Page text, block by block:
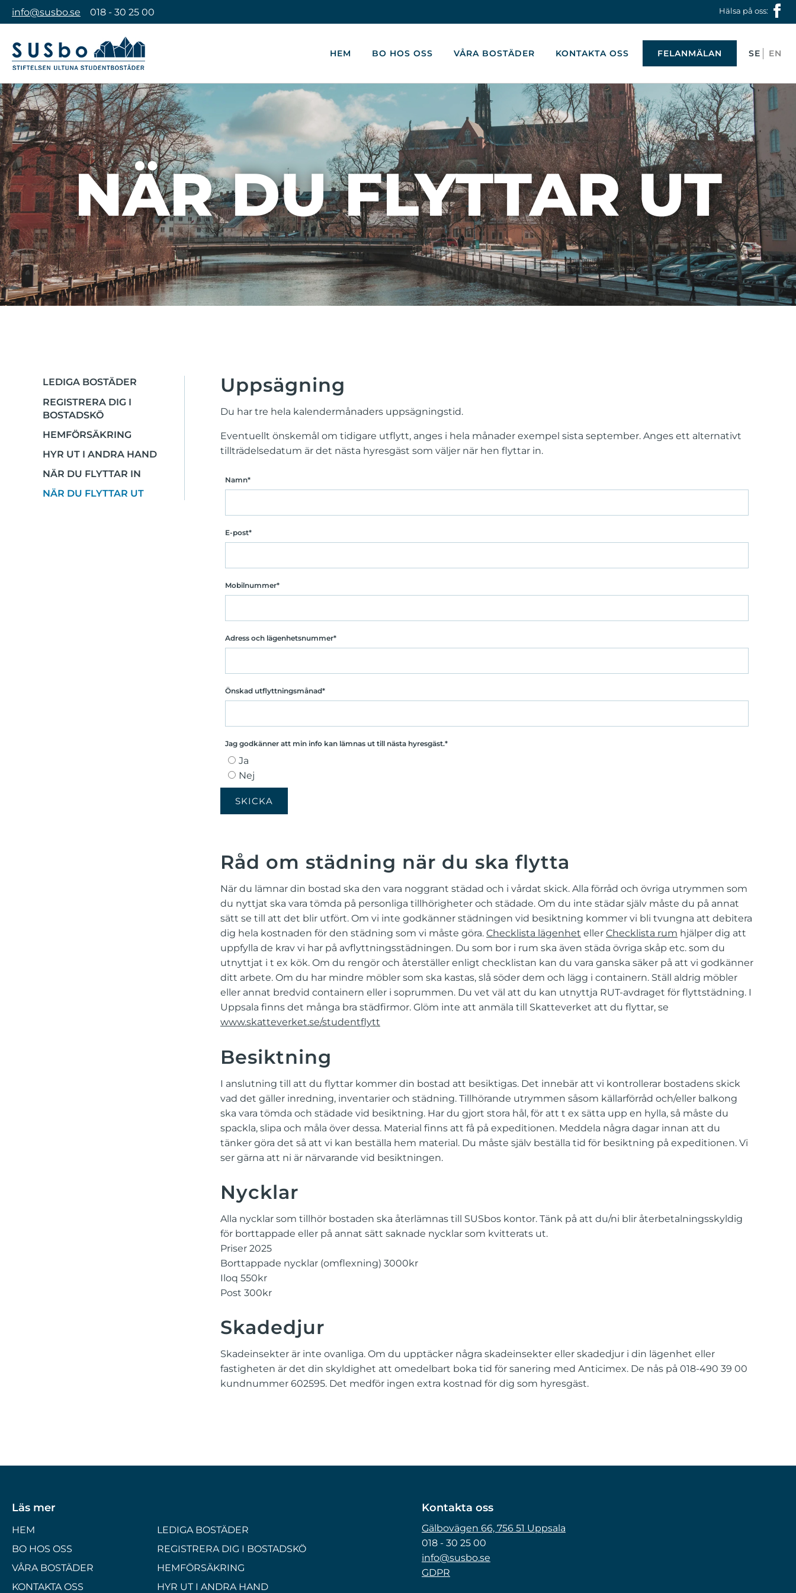
info@susbo.se 018 - 30 25 00 Hälsa på oss:
FELANMÄLAN
HEM BO HOS OSS VÅRA BOSTÄDER KONTAKTA OSS
NÄR DU FLYTTAR UT
LEDIGA BOSTÄDER
REGISTRERA DIG I
BOSTADSKÖ
HEMFÖRSÄKRING
HYR UT I ANDRA HAND
NÄR DU FLYTTAR IN
NÄR DU FLYTTAR UT
Uppsägning
Du har tre hela kalendermånaders uppsägningstid.
Eventuellt önskemål om tidigare utflytt, anges i hela månader exempel sista september. Anges ett alternativt
tillträdelsedatum är det nästa hyresgäst som väljer när hen flyttar in.
Namn
E-post
Mobilnummer
Adress och lägenhetsnummer
Önskad utflyttningsmånad
Jag godkänner att min info kan lämnas ut till nästa hyresgäst.
Ja
Nej
SKICKA
Råd om städning när du ska flytta
När du lämnar din bostad ska den vara noggrant städad och i vårdat skick. Alla förråd och övriga utrymmen som
du nyttjat ska vara tömda på personliga tillhörigheter och städade. Om du inte städar själv måste du på annat
sätt se till att det blir utfört. Om vi inte godkänner städningen vid besiktning kommer vi bli tvungna att debitera
dig hela kostnaden för den städning som vi måste göra. Checklista lägenhet eller Checklista rum hjälper dig att
uppfylla de krav vi har på avflyttningsstädningen. Du som bor i rum ska även städa övriga skåp etc. som du
utnyttjat i t ex kök. Om du rengör och återställer enligt checklistan kan du vara ganska säker på att vi godkänner
ditt arbete. Om du har mindre möbler som ska kastas, slå söder dem och lägg i containern. Ställ aldrig möbler
eller annat bredvid containern eller i soprummen. Du vet väl att du kan utnyttja RUT-avdraget för flyttstädning. I
Uppsala finns det många bra städfirmor. Glöm inte att anmäla till Skatteverket att du flyttar, se
www.skatteverket.se/studentflytt
Besiktning
I anslutning till att du flyttar kommer din bostad att besiktigas. Det innebär att vi kontrollerar bostadens skick
vad det gäller inredning, inventarier och städning. Tillhörande utrymmen såsom källarförråd och/eller balkong
ska vara tömda och städade vid besiktning. Har du gjort stora hål, för att t ex sätta upp en hylla, så måste du
spackla, slipa och måla över dessa. Material finns att få på expeditionen. Meddela några dagar innan att du
tänker göra det så att vi kan beställa hem material. Du måste själv beställa tid för besiktning på expeditionen. Vi
ser gärna att ni är närvarande vid besiktningen.
Nycklar
Alla nycklar som tillhör bostaden ska återlämnas till SUSbos kontor. Tänk på att du/ni blir återbetalningsskyldig
för borttappade eller på annat sätt saknade nycklar som kvitterats ut.
Priser 2025
Borttappade nycklar (omflexning) 3000kr
Iloq 550kr
Post 300kr
Skadedjur
Skadeinsekter är inte ovanliga. Om du upptäcker några skadeinsekter eller skadedjur i din lägenhet eller
fastigheten är det din skyldighet att omedelbart boka tid för sanering med Anticimex. De nås på 018-490 39 00
kundnummer 602595. Det medför ingen extra kostnad för dig som hyresgäst.
Läs mer
HEM
BO HOS OSS
VÅRA BOSTÄDER
KONTAKTA OSS
LEDIGA BOSTÄDER
REGISTRERA DIG I BOSTADSKÖ
HEMFÖRSÄKRING
HYR UT I ANDRA HAND
Kontakta oss
Gälbovägen 66, 756 51 Uppsala
018 - 30 25 00
info@susbo.se
GDPR